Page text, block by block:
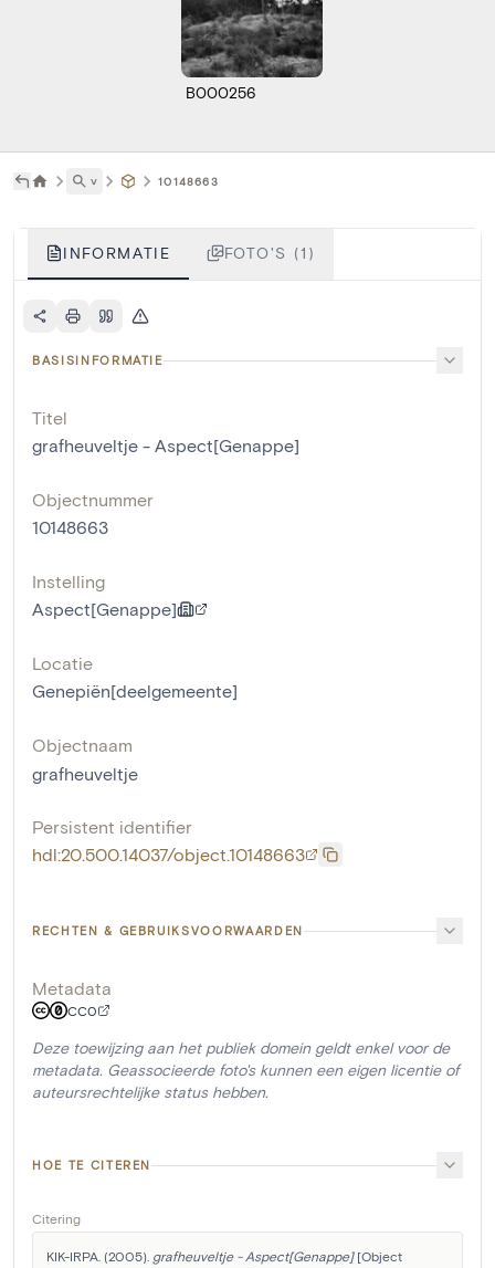
B000256
˅ 10148663
INFORMATIE FOTO'S (1)
BASISINFORMATIE
Titel
grafheuveltje - Aspect[Genappe]
Objectnummer
10148663
Instelling
Aspect[Genappe]
Locatie
Genepiën[deelgemeente]
Objectnaam
grafheuveltje
Persistent identifier
hdl:20.500.14037/object.10148663
RECHTEN & GEBRUIKSVOORWAARDEN
Metadata
CC0
Deze toewijzing aan het publiek domein geldt enkel voor de
metadata. Geassocieerde foto's kunnen een eigen licentie of
auteursrechtelijke status hebben.
HOE TE CITEREN
Citering
KIK-IRPA. (2005). grafheuveltje - Aspect[Genappe] [Object